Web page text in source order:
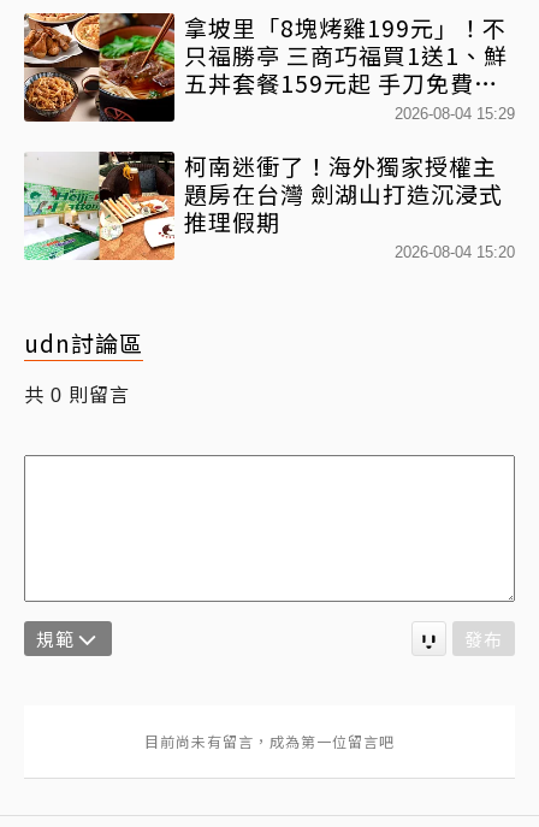
拿坡里「8塊烤雞199元」！不
只福勝亭 三商巧福買1送1、鮮
五丼套餐159元起 手刀免費領
2026-08-04 15:29
柯南迷衝了！海外獨家授權主
題房在台灣 劍湖山打造沉浸式
推理假期
2026-08-04 15:20
udn討論區
共 0 則留言
規範 發布